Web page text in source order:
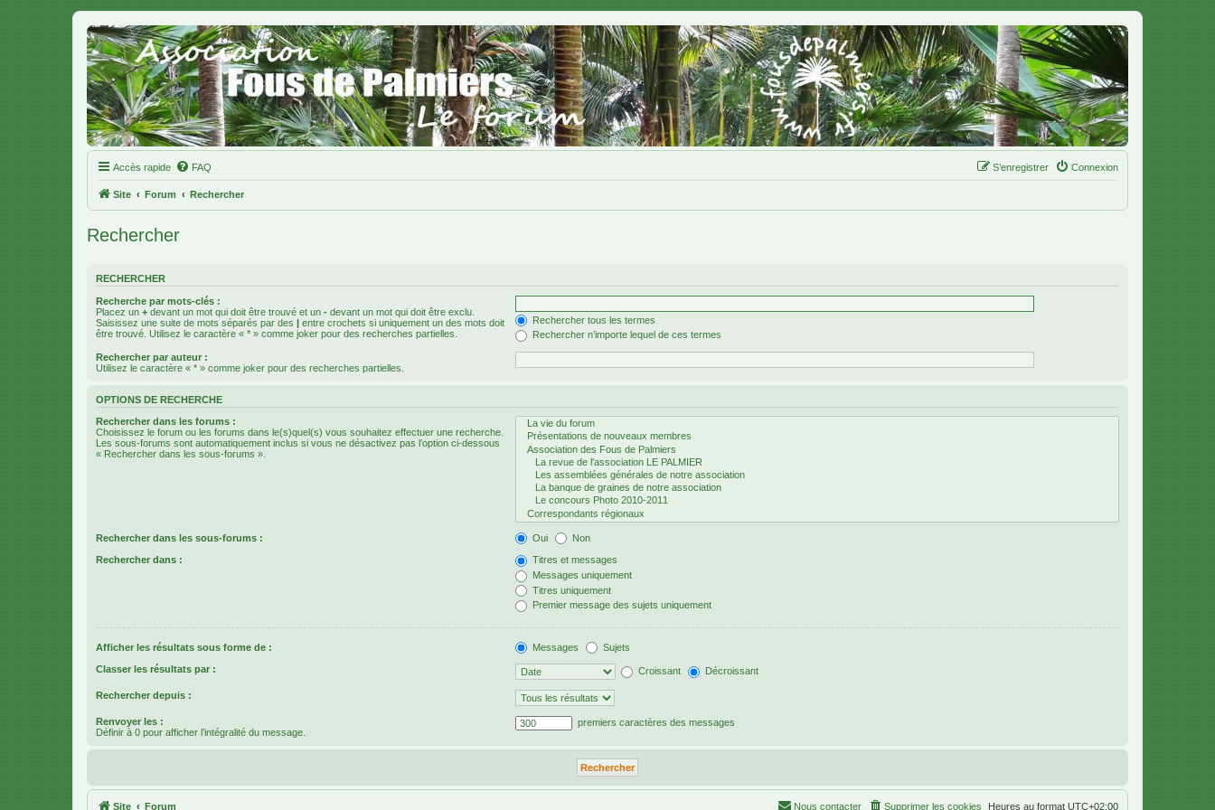
Accès rapide FAQ Connexion
S’enregistrer
Site Forum Rechercher
Rechercher
RECHERCHER
Recherche par mots-clés :
Placez un + devant un mot qui doit être trouvé et un - devant un mot qui doit être exclu.
Saisissez une suite de mots séparés par des | entre crochets si uniquement un des mots doit
être trouvé. Utilisez le caractère « * » comme joker pour des recherches partielles.
Rechercher tous les termes
Rechercher n’importe lequel de ces termes
Rechercher par auteur :
Utilisez le caractère « * » comme joker pour des recherches partielles.
OPTIONS DE RECHERCHE
Rechercher dans les forums :
Choisissez le forum ou les forums dans le(s)quel(s) vous souhaitez effectuer une recherche.
Les sous-forums sont automatiquement inclus si vous ne désactivez pas l’option ci-dessous
« Rechercher dans les sous-forums ».
Rechercher dans les sous-forums : Oui Non
Rechercher dans :
Titres et messages
Messages uniquement
Titres uniquement
Premier message des sujets uniquement
Afficher les résultats sous forme de : Messages Sujets
Classer les résultats par : Croissant Décroissant
Rechercher depuis :
Renvoyer les :
Définir à 0 pour afficher l’intégralité du message.
premiers caractères des messages
Site Forum Heures au format UTC+02:00
Supprimer les cookies
Nous contacter